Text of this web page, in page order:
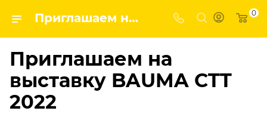
Приглашаем на выставку BAUMA CTT 2022 | ГК ВПК - наши новости 0
Приглашаем на
выставку BAUMA CTT
2022